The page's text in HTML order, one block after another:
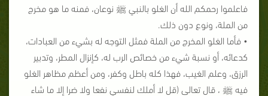
فاعلموا رحمكم الله أن الغلو بالنبي ﷺ نوعان، فمنه ما هو مخرج
من الملة، ونوع دون ذلك.
• فأما الغلو المخرج من الملة فمثل التوجه له بشيء من العبادات،
كدعائه، أو نسبة شيء من خصائص الرب له، كإنزال المطر، وتدبير
الرزق، وعلم الغيب، فهذا كله باطل وكفر، ومن أعظم مظاهر الغلو
فيه ﷺ ، قال تعالى (قل لا أملك لنفسي نفعا ولا ضرا إلا ما شاء